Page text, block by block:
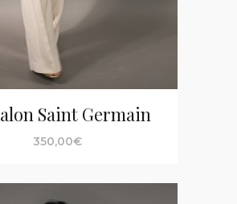
Saint Germain
350,00€